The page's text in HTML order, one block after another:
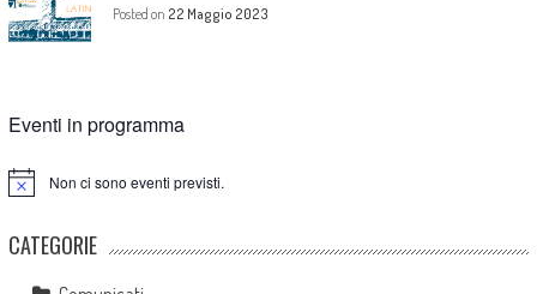
Posted on 22 Maggio 2023
Eventi in programma
Notice Non ci sono eventi previsti.
CATEGORIE